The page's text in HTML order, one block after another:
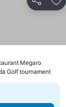
Teilen
Megaro
Golf tournament